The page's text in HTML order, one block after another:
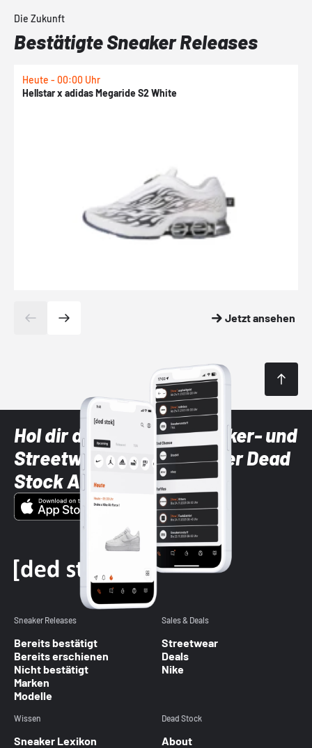
Die Zukunft
Bestätigte Sneaker Releases
Heute - 00:00 Uhr
Hellstar x adidas Megaride S2 White
Jetzt ansehen
Hol dir die neuesten Sneaker- und
Streetwear-Brands mit der Dead
Stock App
Sneaker Releases
Bereits bestätigt
Bereits erschienen
Nicht bestätigt
Marken
Modelle
Sales & Deals
Streetwear
Deals
Nike
Wissen
Sneaker Lexikon
Dead Stock
About